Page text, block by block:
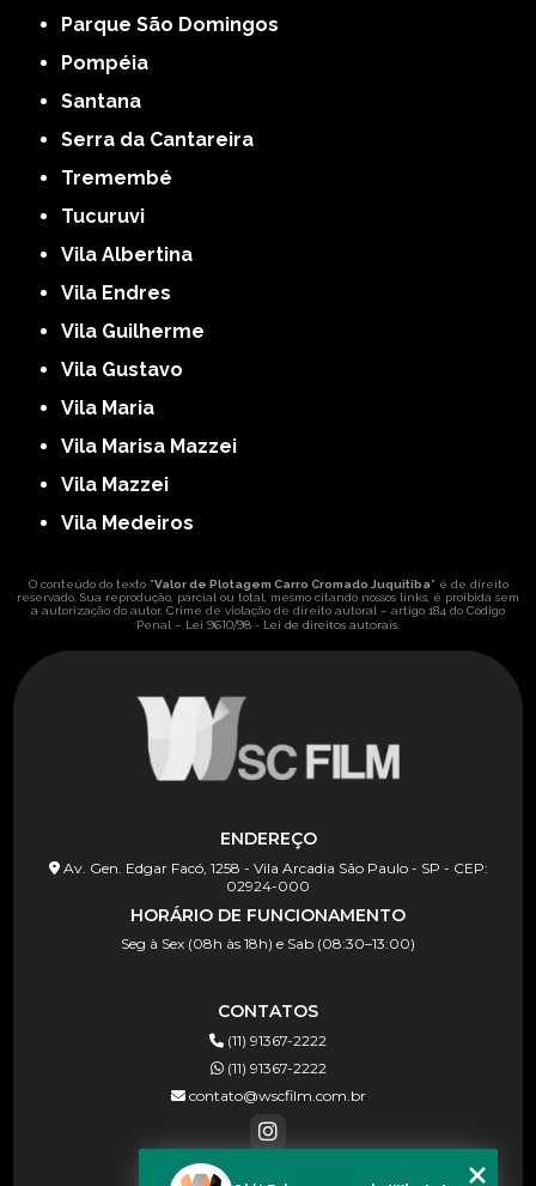
Parque São Domingos
Pompéia
Santana
Serra da Cantareira
Tremembé
Tucuruvi
Vila Albertina
Vila Endres
Vila Guilherme
Vila Gustavo
Vila Maria
Vila Marisa Mazzei
Vila Mazzei
Vila Medeiros
O conteúdo do texto "Valor de Plotagem Carro Cromado Juquitiba" é de direito
reservado. Sua reprodução, parcial ou total, mesmo citando nossos links, é proibida sem
a autorização do autor. Crime de violação de direito autoral – artigo 184 do Código
Penal – Lei 9610/98 - Lei de direitos autorais.
ENDEREÇO
Av. Gen. Edgar Facó, 1258 - Vila Arcadia São Paulo - SP - CEP:
02924-000
HORÁRIO DE FUNCIONAMENTO
Seg à Sex (08h às 18h) e Sab (08:30–13:00)
CONTATOS
(11) 91367-2222
(11) 91367-2222
contato@wscfilm.com.br